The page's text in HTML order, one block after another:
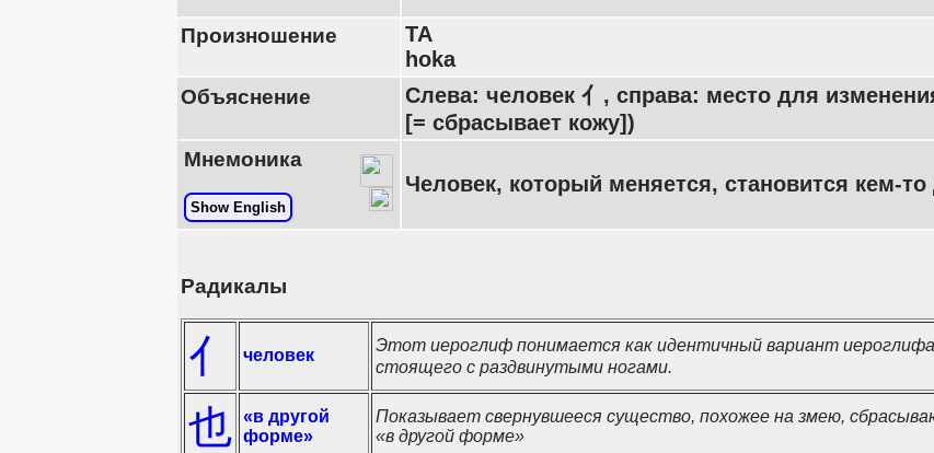
Произношение
TA
hoka
Объяснение
Слева: человек 亻, справа: место для
[= сбрасывает кожу])
Мнемоника
Show English
Человек, который меняется, становится кем-то
Радикалы
亻 человек
Этот иероглиф понимается как идентичный вариант иероглифа
стоящего с раздвинутыми ногами.
也 «в другой
форме»
Показывает свернувшееся существо, похожее на змею,
«в другой форме»